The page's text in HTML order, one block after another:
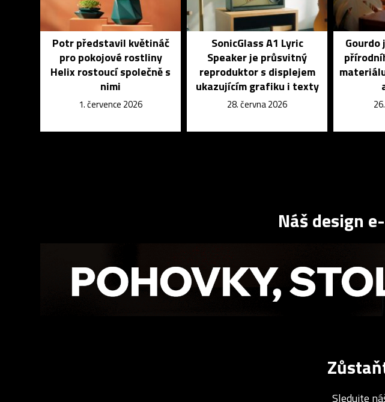
Potr představil květináč
pro pokojové rostliny
Helix rostoucí společně s
nimi
1. července 2026
SonicGlass A1 Lyric
Speaker je průsvitný
reproduktor s displejem
ukazujícím grafiku i texty
28. června 2026
Náš design
Sledujte